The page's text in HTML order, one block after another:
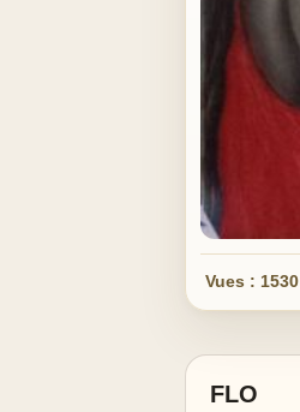
Vues : 1530
FLO